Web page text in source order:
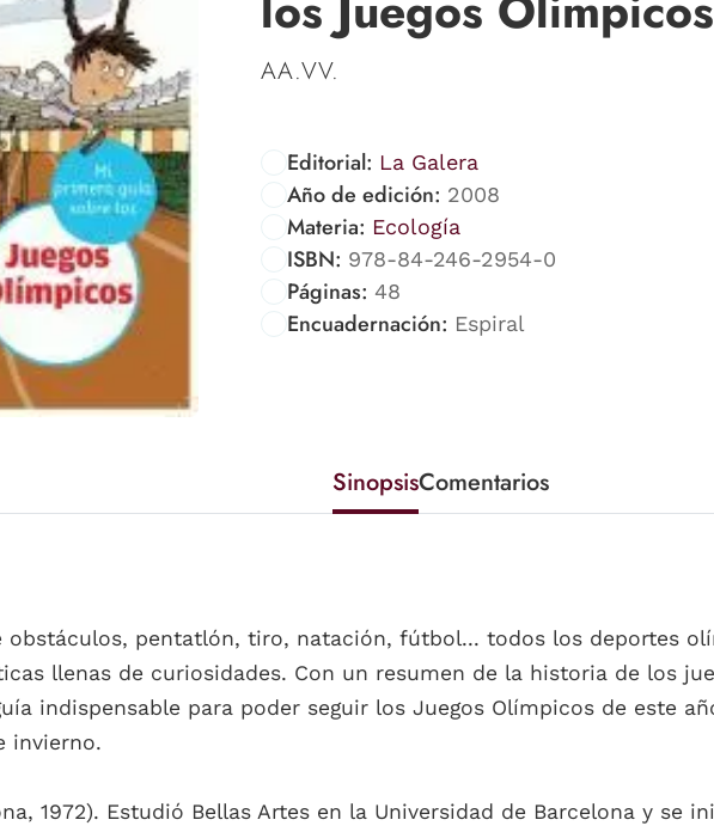
AA.VV.
Editorial: La Galera
Año de edición: 2008
Materia: Ecología
ISBN: 978-84-246-2954-0
Páginas: 48
Encuadernación: Espiral
SinopsisComentarios
obstáculos, pentatlón, tiro, natación, fútbol... todos los deportes
llenas de curiosidades. Con un resumen de la historia de los
indispensable para poder seguir los Juegos Olímpicos de este
invierno.
1972). Estudió Bellas Artes en la Universidad de Barcelona y se